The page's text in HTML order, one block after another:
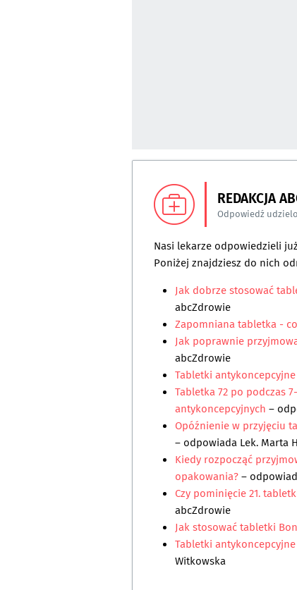
REDAKCJA
Odpowiedź
Nasi lekarze odpowiedzieli
Poniżej znajdziesz do nich
Jak dobrze stosować
abcZdrowie
Zapomniana tabletka -
Jak poprawnie
abcZdrowie
Tabletki
Tabletka 72 po podczas
antykoncepcyjnych –
Opóźnienie w przyjęciu
– odpowiada Lek. Marta
Kiedy rozpocząć
opakowania?–
Czy pominięcie 21.
abcZdrowie
Jak stosować tabletki
Tabletki
Witkowska